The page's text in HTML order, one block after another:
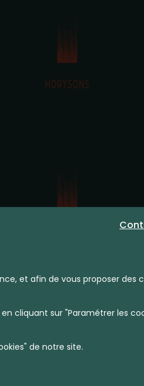
et afin de vous proposer des
cliquant sur "Paramétrer les
de notre site.